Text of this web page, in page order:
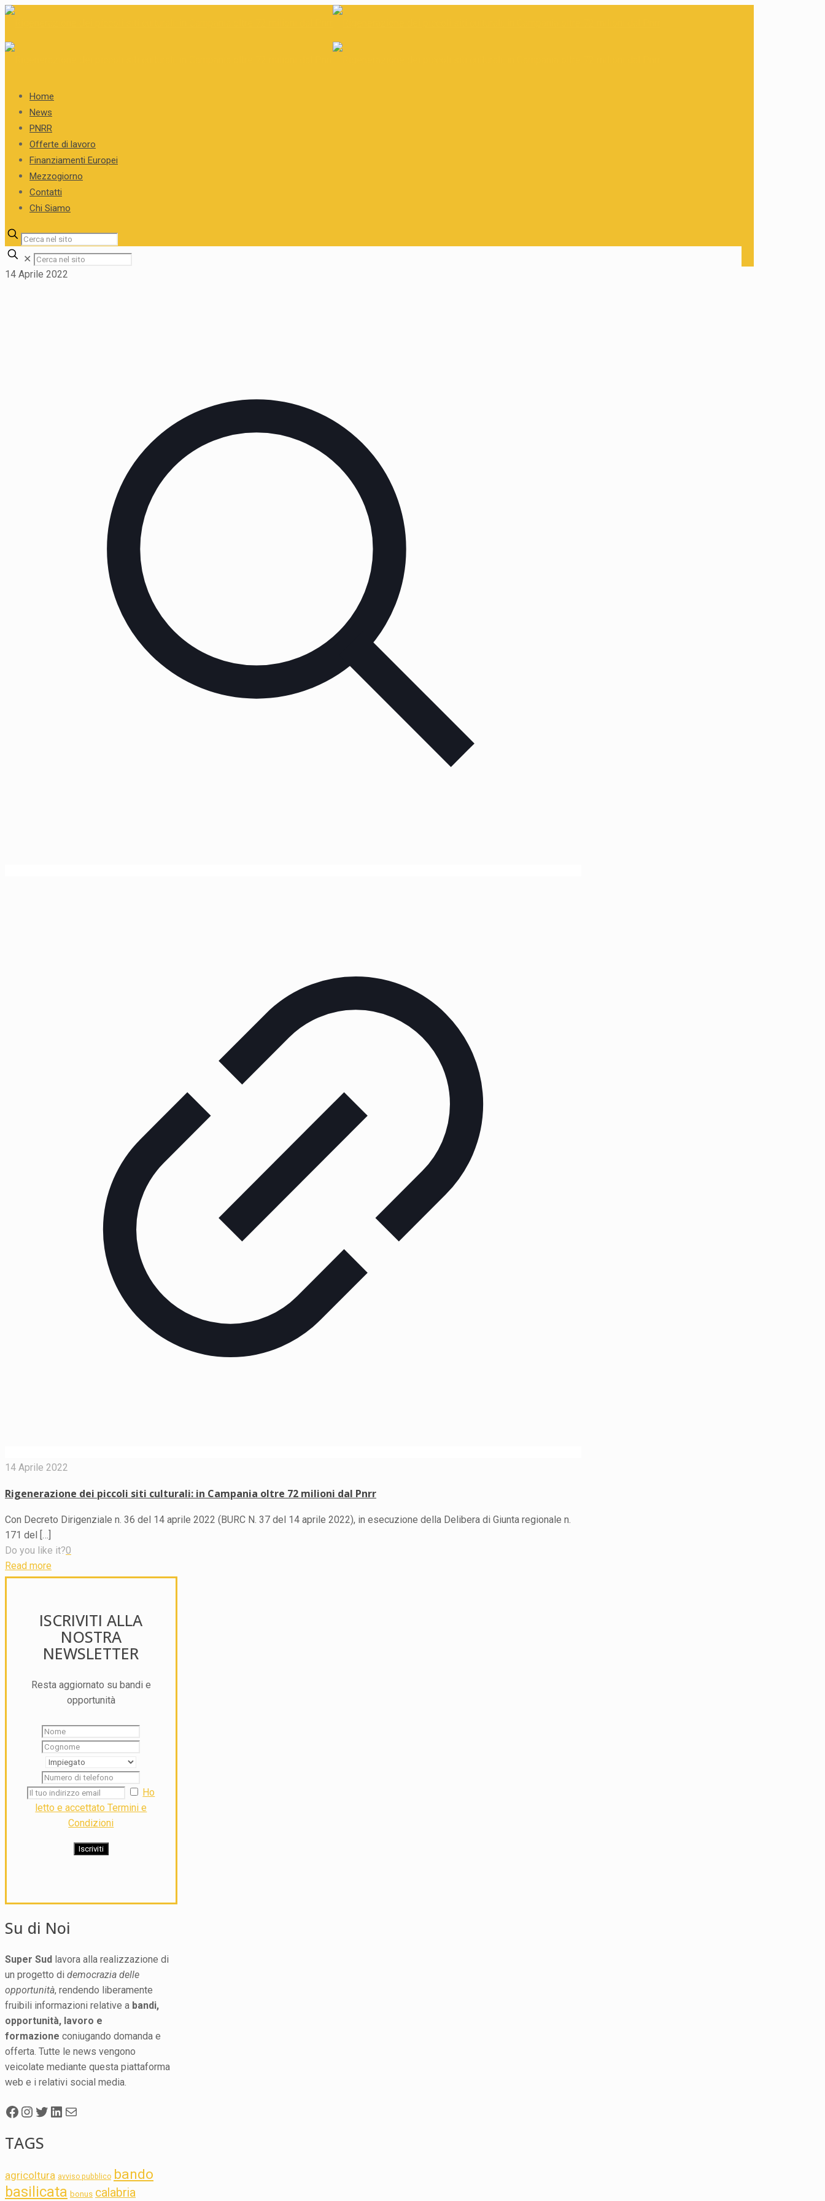
Home
News
PNRR
Offerte di lavoro
Finanziamenti Europei
Mezzogiorno
Contatti
Chi Siamo
✕
14 Aprile 2022
14 Aprile 2022
Rigenerazione dei piccoli siti culturali: in Campania oltre 72 milioni dal Pnrr
Con Decreto Dirigenziale n. 36 del 14 aprile 2022 (BURC N. 37 del 14 aprile 2022), in esecuzione della Delibera di Giunta regionale n.
171 del
[…]
Do you like it?0
Read more
ISCRIVITI ALLA
NOSTRA
NEWSLETTER
Resta aggiornato su bandi e
opportunità
Ho
letto e accettato Termini e
Condizioni
Su di Noi
Super Sud lavora alla realizzazione di
un progetto di democrazia delle
opportunità, rendendo liberamente
fruibili informazioni relative a bandi,
opportunità, lavoro e
formazione coniugando domanda e
offerta. Tutte le news vengono
veicolate mediante questa piattaforma
web e i relativi social media.
Facebook
Instagram
Twitter
LinkedIn
Mail
TAGS
agricoltura avviso pubblico bando
basilicata bonus calabria